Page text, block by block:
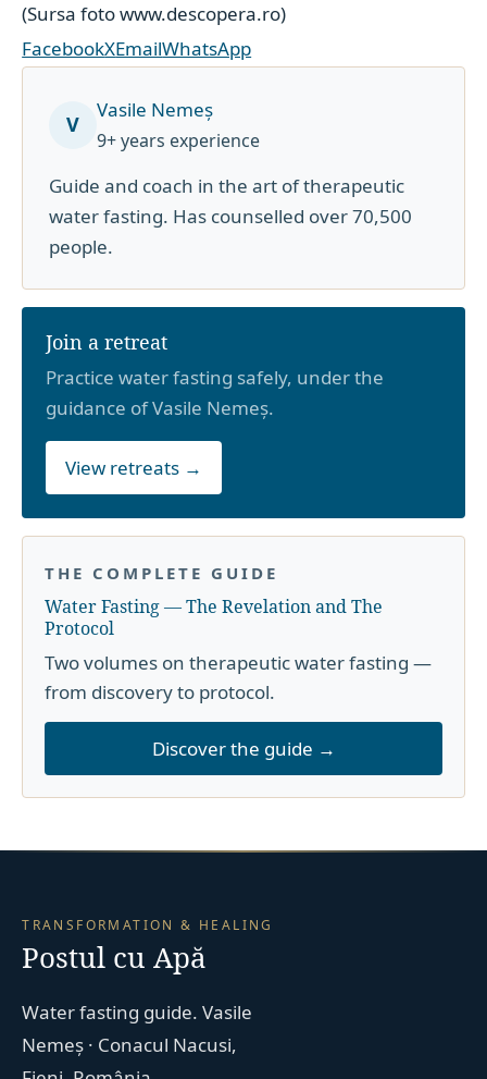
(Sursa foto www.descopera.ro)
FacebookXEmailWhatsApp
V
Vasile Nemeș
9+ years experience
Guide and coach in the art of therapeutic
water fasting. Has counselled over 70,500
people.
Join a retreat
Practice water fasting safely, under the
guidance of Vasile Nemeș.
View retreats →
THE COMPLETE GUIDE
Water Fasting — The Revelation and The
Protocol
Two volumes on therapeutic water fasting —
from discovery to protocol.
Discover the guide →
TRANSFORMATION & HEALING
Postul cu Apă
Water fasting guide. Vasile
Nemeș · Conacul Nacusi,